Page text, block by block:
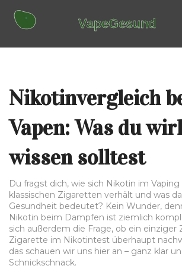
Nikotinvergleich
Vapen: Was du
wissen solltest
Du fragst dich, wie sich Nikotin im
klassischen Zigaretten verhält und was
Gesundheit bedeutet? Kein Wunder,
Nikotin beim Dampfen ist ziemlich
sich außerdem die Frage, ob ein einziger
Zigarette im Nikotintest überhaupt
das schauen wir uns hier an – ganz klar
Schnickschnack.